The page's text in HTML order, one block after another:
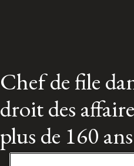
Chef de file
droit des
plus de 160 ans